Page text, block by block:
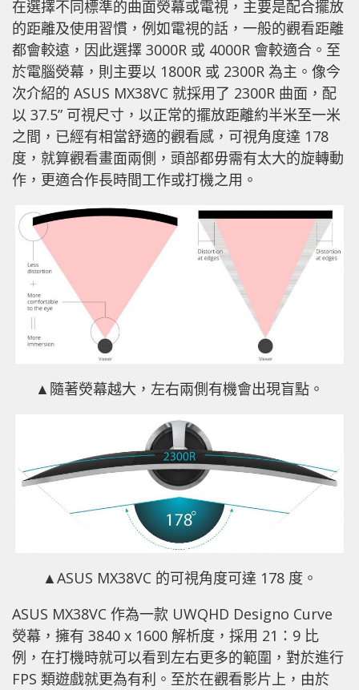
在選擇不同標準的曲面熒幕或電視，主要是配合擺放
的距離及使用習慣，例如電視的話，一般的觀看距離
都會較遠，因此選擇 3000R 或 4000R 會較適合。至
於電腦熒幕，則主要以 1800R 或 2300R 為主。像今
次介紹的 ASUS MX38VC 就採用了 2300R 曲面，配
以 37.5” 可視尺寸，以正常的擺放距離約半米至一米
之間，已經有相當舒適的觀看感，可視角度達 178
度，就算觀看畫面兩側，頭部都毋需有太大的旋轉動
作，更適合作長時間工作或打機之用。
▲隨著熒幕越大，左右兩側有機會出現盲點。
▲ASUS MX38VC 的可視角度可達 178 度。
ASUS MX38VC 作為一款 UWQHD Designo Curve
熒幕，擁有 3840 x 1600 解析度，採用 21：9 比
例，在打機時就可以看到左右更多的範圍，對於進行
FPS 類遊戲就更為有利。至於在觀看影片上，由於